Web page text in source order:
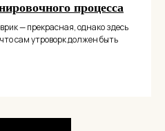
процесса
— прекрасная, однако здесь
сам утроворк должен быть